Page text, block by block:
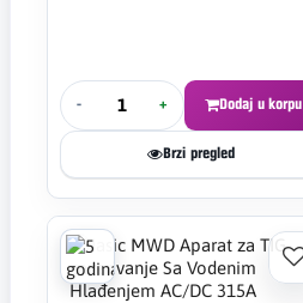
- + Dodaj u korpu
Brzi pregled